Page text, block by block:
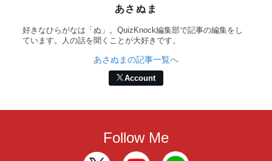
あさぬま
好きなひらがなは「ぬ」。QuizKnock編集部で記事の編集をし
ています。人の話を聞くことが大好きです。
あさぬまの記事一覧へ
Account
Follow Me